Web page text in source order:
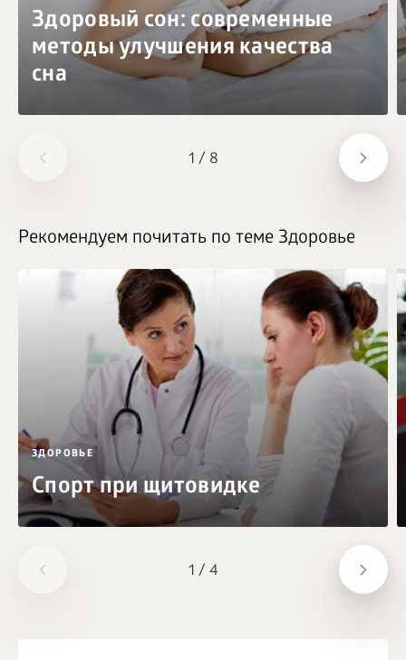
1 / 8
Здоровый сон: современные
методы улучшения качества
сна
1 / 4
Рекомендуем почитать по теме Здоровье
ЗДОРОВЬЕ
Спорт при щитовидке